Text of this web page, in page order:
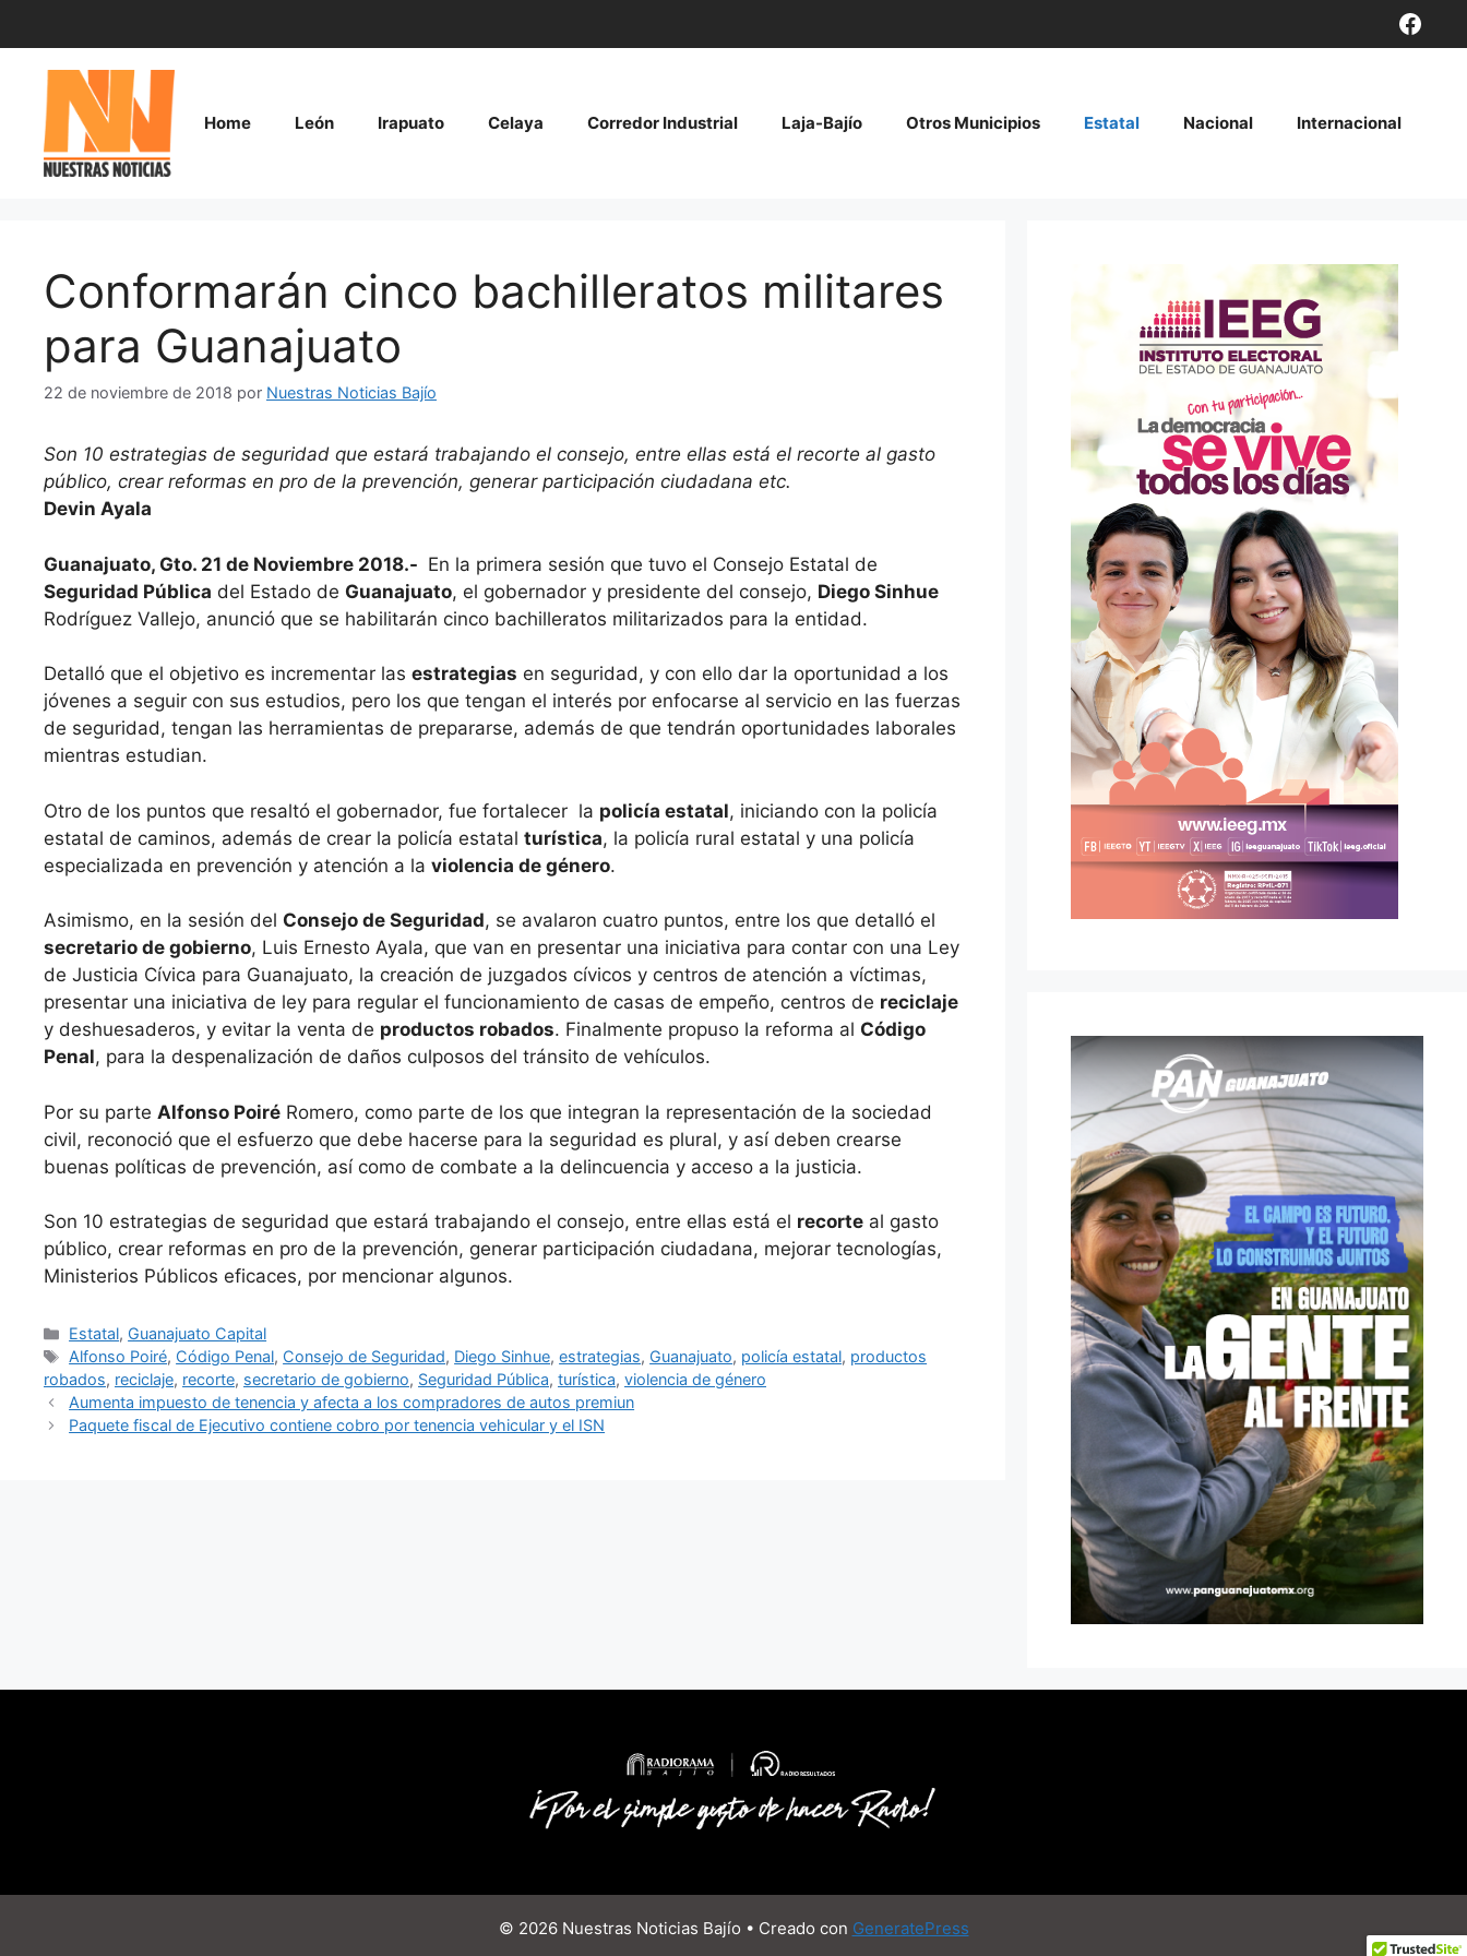
contenido
Home León Irapuato Celaya Corredor Industrial Laja-Bajío Otros Municipios Estatal Nacional Internacional
Conformarán cinco bachilleratos militares
para Guanajuato
22 de noviembre de 2018 por Nuestras Noticias Bajío
Son 10 estrategias de seguridad que estará trabajando el consejo, entre ellas está el recorte al gasto
público, crear reformas en pro de la prevención, generar participación ciudadana etc.
Devin Ayala
Guanajuato, Gto. 21 de Noviembre 2018.- En la primera sesión que tuvo el Consejo Estatal de
Seguridad Pública del Estado de Guanajuato, el gobernador y presidente del consejo, Diego Sinhue
Rodríguez Vallejo, anunció que se habilitarán cinco bachilleratos militarizados para la entidad.
Detalló que el objetivo es incrementar las estrategias en seguridad, y con ello dar la oportunidad a los
jóvenes a seguir con sus estudios, pero los que tengan el interés por enfocarse al servicio en las fuerzas
de seguridad, tengan las herramientas de prepararse, además de que tendrán oportunidades laborales
mientras estudian.
Otro de los puntos que resaltó el gobernador, fue fortalecer la policía estatal, iniciando con la policía
estatal de caminos, además de crear la policía estatal turística, la policía rural estatal y una policía
especializada en prevención y atención a la violencia de género.
Asimismo, en la sesión del Consejo de Seguridad, se avalaron cuatro puntos, entre los que detalló el
secretario de gobierno, Luis Ernesto Ayala, que van en presentar una iniciativa para contar con una Ley
de Justicia Cívica para Guanajuato, la creación de juzgados cívicos y centros de atención a víctimas,
presentar una iniciativa de ley para regular el funcionamiento de casas de empeño, centros de reciclaje
y deshuesaderos, y evitar la venta de productos robados. Finalmente propuso la reforma al Código
Penal, para la despenalización de daños culposos del tránsito de vehículos.
Por su parte Alfonso Poiré Romero, como parte de los que integran la representación de la sociedad
civil, reconoció que el esfuerzo que debe hacerse para la seguridad es plural, y así deben crearse
buenas políticas de prevención, así como de combate a la delincuencia y acceso a la justicia.
Son 10 estrategias de seguridad que estará trabajando el consejo, entre ellas está el recorte al gasto
público, crear reformas en pro de la prevención, generar participación ciudadana, mejorar tecnologías,
Ministerios Públicos eficaces, por mencionar algunos.
Categorías
Estatal, Guanajuato Capital
Etiquetas
Alfonso Poiré, Código Penal, Consejo de Seguridad, Diego Sinhue,estrategias, Guanajuato, policía estatal, productos
robados, reciclaje, recorte, secretario de gobierno, Seguridad Pública, turística, violencia de género
Aumenta impuesto de tenencia y afecta a los compradores de autos premiun
Paquete fiscal de Ejecutivo contiene cobro por tenencia vehicular y el ISN
© 2026 Nuestras Noticias Bajío • Creado con GeneratePress